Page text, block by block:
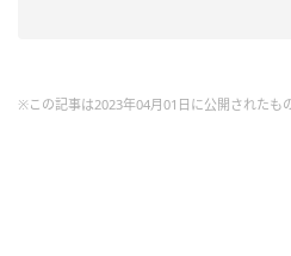
※この記事は2023年04月01日に公開されたも